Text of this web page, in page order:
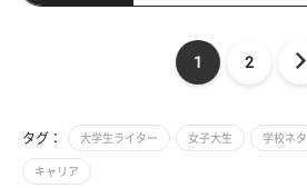
1 2
タグ： 大学生ライター 女子大生 学校ネタ
キャリア